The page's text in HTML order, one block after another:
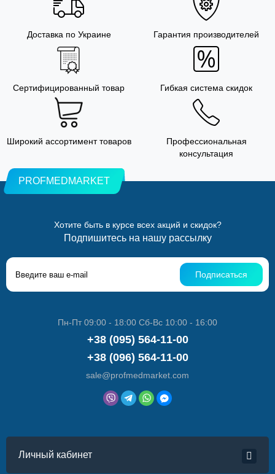
Доставка по Украине Гарантия производителей
Сертифицированный товар Гибкая система скидок
Широкий ассортимент товаров
Профессиональная
консультация
PROFMEDMARKET
Хотите быть в курсе всех акций и скидок?
Подпишитесь на нашу рассылку
Подписаться
Пн-Пт 09:00 - 18:00 Сб-Вс 10:00 - 16:00
+38 (095) 564-11-00
+38 (096) 564-11-00
sale@profmedmarket.com
Личный кабинет